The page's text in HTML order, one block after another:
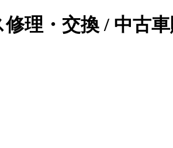
理・交換 / 中古